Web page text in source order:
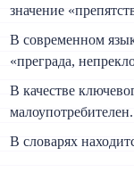
значение
В современном
«преграда,
В качестве
малоупотребителен.
В словарях